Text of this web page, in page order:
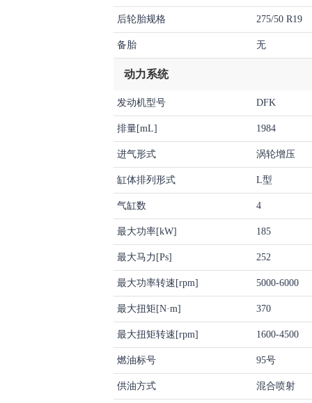
后轮胎规格 275/50 R19
备胎 无
动力系统
发动机型号 DFK
排量[mL] 1984
进气形式 涡轮增压
缸体排列形式 L型
气缸数 4
最大功率[kW] 185
最大马力[Ps] 252
最大功率转速[rpm] 5000-6000
最大扭矩[N·m] 370
最大扭矩转速[rpm] 1600-4500
燃油标号 95号
供油方式 混合喷射